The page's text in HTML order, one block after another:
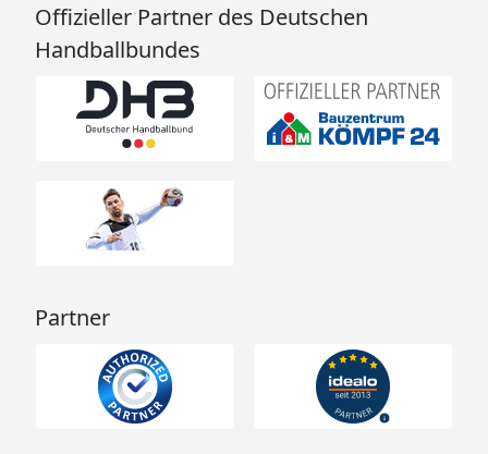
Offizieller Partner des Deutschen
Handballbundes
Partner